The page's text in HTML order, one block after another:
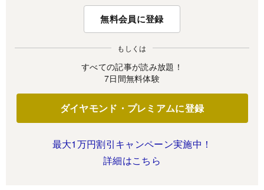
無料会員に登録
もしくは
すべての記事が読み放題！
7日間無料体験
ダイヤモンド・プレミアムに登録
最大1万円割引キャンペーン実施中！
詳細はこちら